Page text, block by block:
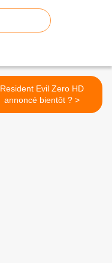
Resident Evil Zero HD
annoncé bientôt ? >